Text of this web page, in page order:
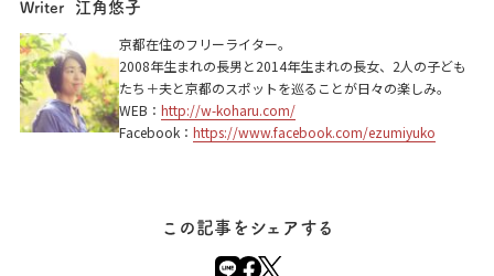
Writer 江角悠子
京都在住のフリーライター。
2008年生まれの長男と2014年生まれの長女、2人の子ども
たち＋夫と京都のスポットを巡ることが日々の楽しみ。
WEB： http://w-koharu.com/
Facebook： https://www.facebook.com/ezumiyuko
この記事をシェアする